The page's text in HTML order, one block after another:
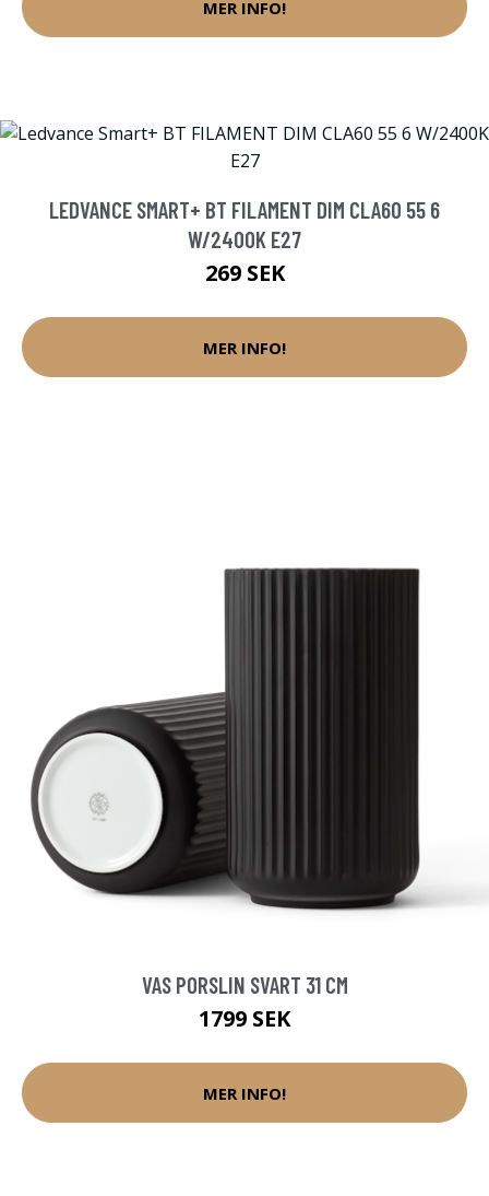
MER INFO!
LEDVANCE SMART+ BT FILAMENT DIM CLA60 55 6
W/2400K E27
269 SEK
MER INFO!
VAS PORSLIN SVART 31 CM
1799 SEK
MER INFO!